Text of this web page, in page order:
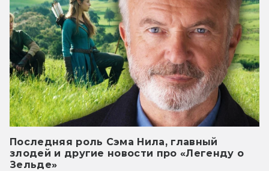
Последняя роль Сэма Нила, главный
злодей и другие новости про «Легенду о
Зельде»